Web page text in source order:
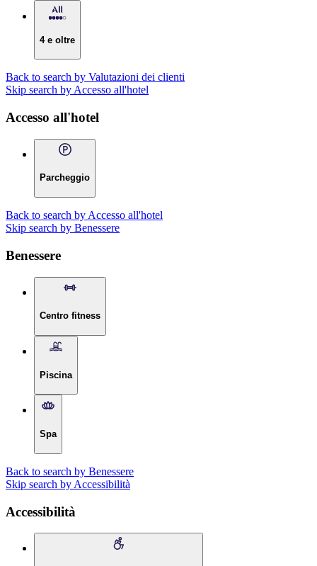
4 e oltre
Back to search by Valutazioni dei clienti
Skip search by Accesso all'hotel
Accesso all'hotel
Parcheggio
Back to search by Accesso all'hotel
Skip search by Benessere
Benessere
Centro fitness
Piscina
Spa
Back to search by Benessere
Skip search by Accessibilità
Accessibilità